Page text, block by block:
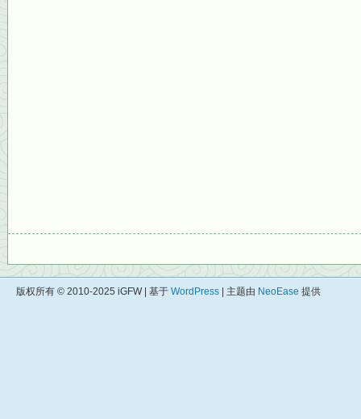
版权所有 © 2010-2025 iGFW | 基于 WordPress | 主题由 NeoEase 提供